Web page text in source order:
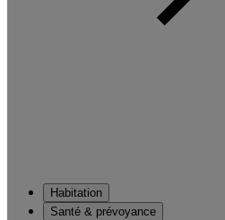
Habitation
Santé & prévoyance